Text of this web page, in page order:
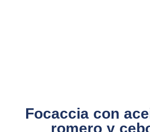
Focaccia con
romero y